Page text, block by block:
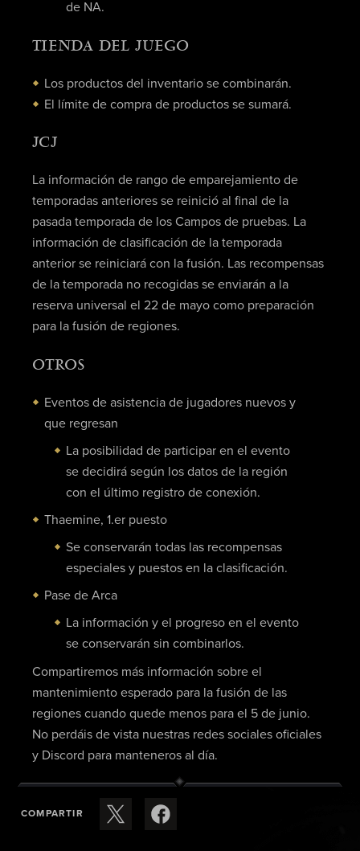
de NA.
TIENDA DEL JUEGO
Los productos del inventario se combinarán.
El límite de compra de productos se sumará.
JCJ
La información de rango de emparejamiento de
temporadas anteriores se reinició al final de la
pasada temporada de los Campos de pruebas. La
información de clasificación de la temporada
anterior se reiniciará con la fusión. Las recompensas
de la temporada no recogidas se enviarán a la
reserva universal el 22 de mayo como preparación
para la fusión de regiones.
OTROS
Eventos de asistencia de jugadores nuevos y
que regresan
La posibilidad de participar en el evento
se decidirá según los datos de la región
con el último registro de conexión.
Thaemine, 1.er puesto
Se conservarán todas las recompensas
especiales y puestos en la clasificación.
Pase de Arca
La información y el progreso en el evento
se conservarán sin combinarlos.
Compartiremos más información sobre el
mantenimiento esperado para la fusión de las
regiones cuando quede menos para el 5 de junio.
No perdáis de vista nuestras redes sociales oficiales
y Discord para manteneros al día.
COMPARTIR